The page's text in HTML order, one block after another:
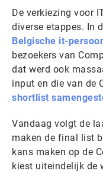
De verkiezing voor
diverse etappes. In
Belgische it-
bezoekers van
dat werd ook
input en die van de
shortlist
Vandaag volgt de
maken de final list
kans maken op de
kiest uiteindelijk de